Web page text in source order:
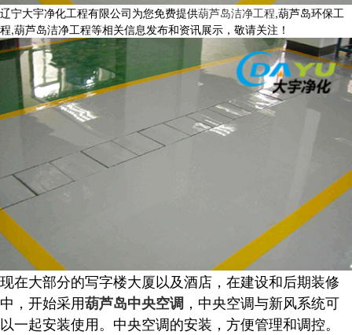
辽宁大宇净化工程有限公司为您免费提供葫芦岛洁净工程,葫芦岛环保工
程,葫芦岛洁净工程等相关信息发布和资讯展示，敬请关注！
现在大部分的写字楼大厦以及酒店，在建设和后期装修
中，开始采用葫芦岛中央空调 ，中央空调与新风系统可
以一起安装使用。中央空调的安装，方便管理和调控。